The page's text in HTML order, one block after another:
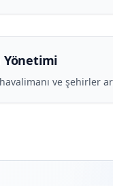
Yönetimi
ve şehirler